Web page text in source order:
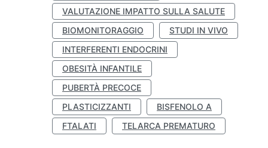
VALUTAZIONE IMPATTO SULLA SALUTE
BIOMONITORAGGIO
STUDI IN VIVO
INTERFERENTI ENDOCRINI
OBESITÀ INFANTILE
PUBERTÀ PRECOCE
PLASTICIZZANTI
BISFENOLO A
FTALATI
TELARCA PREMATURO